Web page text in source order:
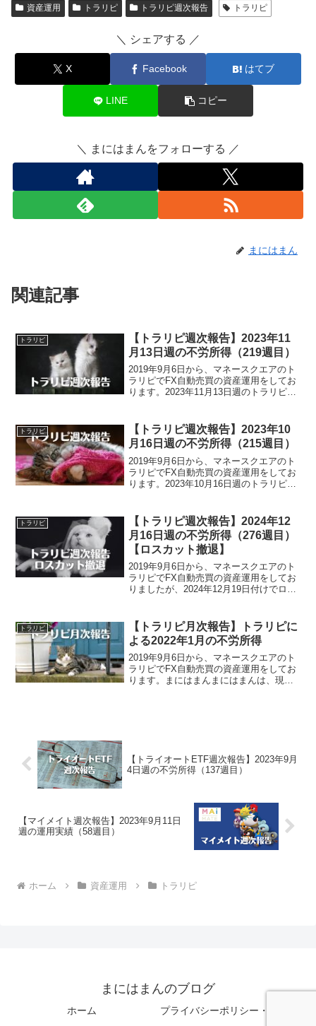
資産運用 トラリピ トラリピ週次報告 トラリピ
＼ シェアする ／
X Facebook はてブ
LINE コピー
＼ まにはまんをフォローする ／
まにはまん
関連記事
トラリピ
【トラリピ週次報告】2023年11
月13日週の不労所得（219週目）
2019年9月6日から、マネースクエアのト
ラリピでFX自動売買の資産運用をしてお
ります。2023年11月13日週のトラリピに
は、-487,556円でございました。...
トラリピ
【トラリピ週次報告】2023年10
月16日週の不労所得（215週目）
2019年9月6日から、マネースクエアのト
ラリピでFX自動売買の資産運用をしてお
ります。2023年10月16日週のトラリピに
は、261,753円でございました。ト...
トラリピ
【トラリピ週次報告】2024年12
月16日週の不労所得（276週目）
【ロスカット撤退】
2019年9月6日から、マネースクエアのト
ラリピでFX自動売買の資産運用をしてお
りましたが、2024年12月19日付けでロス
所得は、-14,577,679円でご...
トラリピ
【トラリピ月次報告】トラリピに
よる2022年1月の不労所得
2019年9月6日から、マネースクエアのト
ラリピでFX自動売買の資産運用をしてお
ります。まにはまんまにはまんは、現
【トライオートETF週次報告】2023年9月
4日週の不労所得（137週目）
【マイメイト週次報告】2023年9月11日
週の運用実績（58週目）
ホーム 資産運用 トラリピ
まにはまんのブログ
ホーム
プライバシーポリシー・免責事項